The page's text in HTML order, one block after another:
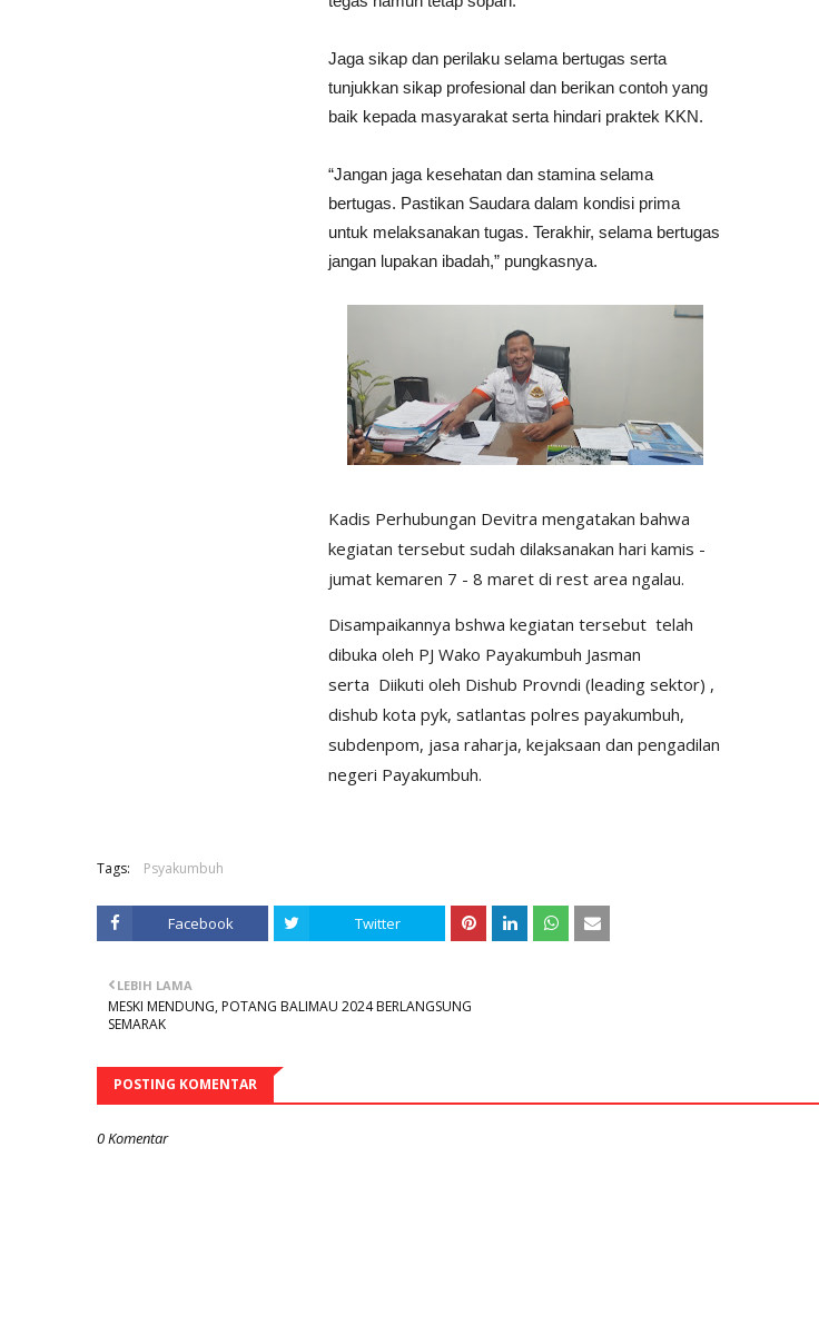
Jaga sikap dan perilaku selama bertugas serta
tunjukkan sikap profesional dan berikan contoh yang
baik kepada masyarakat serta hindari praktek KKN.
“Jangan jaga kesehatan dan stamina selama
bertugas. Pastikan Saudara dalam kondisi prima
untuk melaksanakan tugas. Terakhir, selama bertugas
jangan lupakan ibadah,” pungkasnya.
Kadis Perhubungan Devitra mengatakan bahwa
kegiatan tersebut sudah dilaksanakan hari kamis -
jumat kemaren 7 - 8 maret di rest area ngalau.
Disampaikannya bshwa kegiatan tersebut telah
dibuka oleh PJ Wako Payakumbuh Jasman
serta Diikuti oleh Dishub Provndi (leading sektor) ,
dishub kota pyk, satlantas polres payakumbuh,
subdenpom, jasa raharja, kejaksaan dan pengadilan
negeri Payakumbuh.
Tags: Psyakumbuh
Facebook Twitter
LEBIH LAMA
MESKI MENDUNG, POTANG BALIMAU 2024 BERLANGSUNG
SEMARAK
POSTING KOMENTAR
0 Komentar